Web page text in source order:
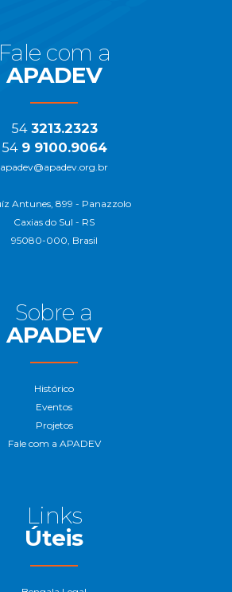
Fale com a
APADEV
54 3213.2323
54 9 9100.9064
apadev@apadev.org.br
Antunes, 899 - Panazzolo
Caxias do Sul - RS
95080-000, Brasil
Sobre a
APADEV
Histórico
Eventos
Projetos
Fale com a APADEV
Links
Úteis